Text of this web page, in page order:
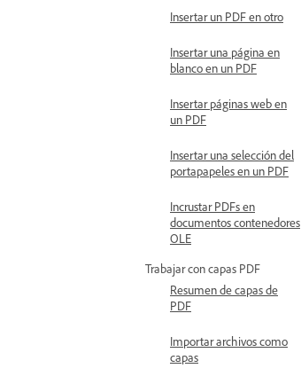
Insertar un PDF en otro
Insertar una página en
blanco en un PDF
Insertar páginas web en
un PDF
Insertar una selección del
portapapeles en un PDF
Incrustar PDFs en
documentos contenedores
OLE
Trabajar con capas PDF
Resumen de capas de
PDF
Importar archivos como
capas